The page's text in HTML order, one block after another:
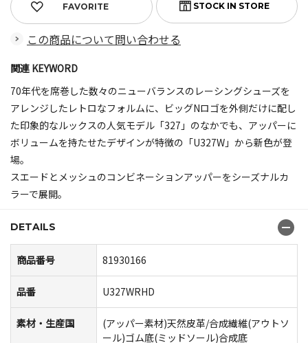
FAVORITE
この商品について問い合わせる
関連 KEYWORD
70年代を席巻した数々のニューバランスのレーシングシューズを
アレンジしたレトロなフォルムに、ビッグNロゴを外側だけに配し
た印象的なルックスの人気モデル「327」のなかでも、アッパーに
ボリュームを持たせたデザインが特徴の「U327W」から新色が登
場。
スエードとメッシュのコンビネーションアッパーをシーズナルカ
ラーで展開。
DETAILS
商品番号 81930166
品番 U327WRHD
素材・生産国
(アッパー素材)天然皮革/合成繊維(アウトソ
ール)ゴム底(ミッドソール)合成底